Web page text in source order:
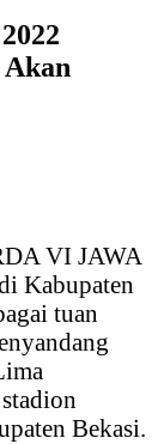
VI JAWA
Kabupaten
tuan
Bekasi.